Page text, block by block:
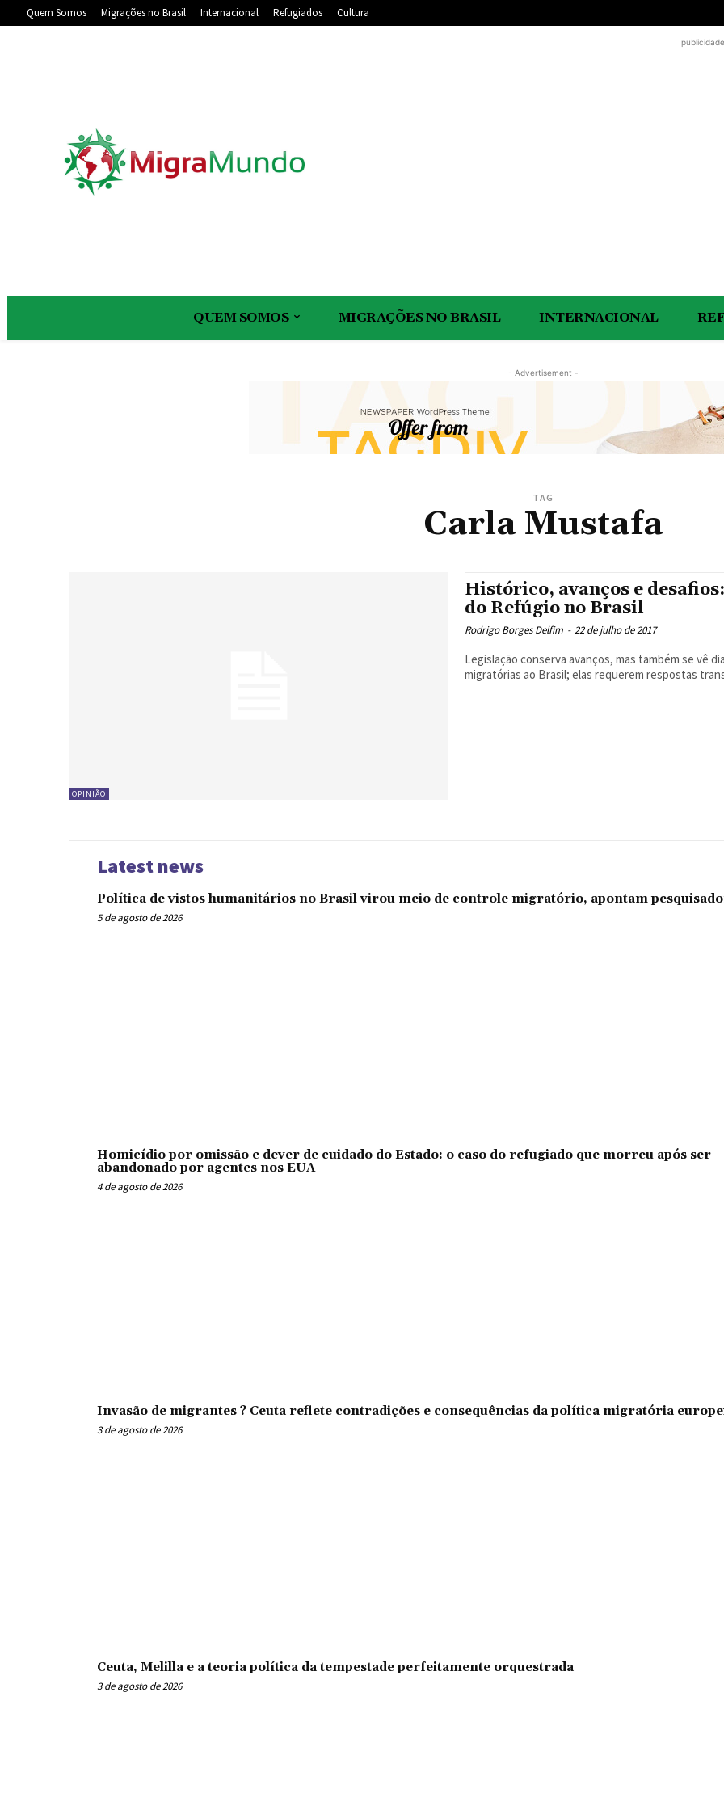
Quem Somos Migrações no Brasil Internacional Refugiados Cultura
QUEM SOMOS MIGRAÇÕES NO BRASIL INTERNACIONAL
- Advertisement -
TAG
Carla Mustafa
OPINIÃO
Histórico, avanços e
do Refúgio no Brasil
Rodrigo Borges Delfim - 22 de julho de 2017
Legislação conserva avanços, mas também se vê
migratórias ao Brasil; elas requerem respostas
Latest news
Política de vistos humanitários no Brasil virou meio de controle migratório, apontam
5 de agosto de 2026
Homicídio por omissão e dever de cuidado do Estado: o caso do refugiado que morreu após ser
abandonado por agentes nos EUA
4 de agosto de 2026
Invasão de migrantes ? Ceuta reflete contradições e consequências da política migratória
3 de agosto de 2026
Ceuta, Melilla e a teoria política da tempestade perfeitamente orquestrada
3 de agosto de 2026